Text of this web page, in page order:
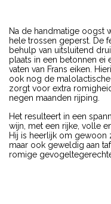
Na de handmatige oogst
hele trossen geperst. De
behulp van uitsluitend
plaats in een betonnen ei
vaten van Frans eiken.
ook nog de
zorgt voor extra
negen maanden rijping.
Het resulteert in een
wijn, met een rijke, volle
Hij is heerlijk om gewoon
maar ook geweldig aan
romige